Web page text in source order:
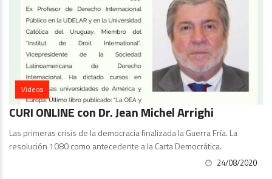
Videos
CURI ONLINE con Dr. Jean Michel Arrighi
Las primeras crisis de la democracia finalizada la Guerra Fría. La
resolución 1080 como antecedente a la Carta Democrática.
24/08/2020